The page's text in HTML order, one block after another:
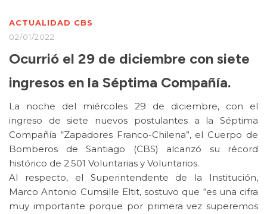
ACTUALIDAD CBS
02/01/2022
Ocurrió el 29 de diciembre con siete
ingresos en la Séptima Compañía.
La noche del miércoles 29 de diciembre, con el
ingreso de siete nuevos postulantes a la Séptima
Compañía “Zapadores Franco-Chilena”, el Cuerpo de
Bomberos de Santiago (CBS) alcanzó su récord
histórico de 2.501 Voluntarias y Voluntarios.
Al respecto, el Superintendente de la Institución,
Marco Antonio Cumsille Eltit, sostuvo que “es una cifra
muy importante porque por primera vez superemos